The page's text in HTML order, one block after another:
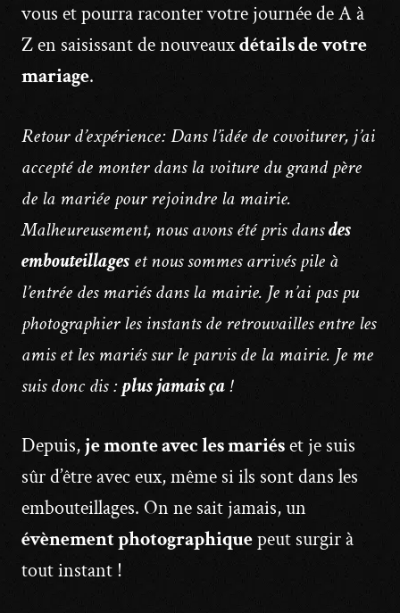
vous et pourra raconter votre journée de A à
Z en saisissant de nouveauxdétails de votre
mariage.
Retour d’expérience: Dans l’idée de covoiturer, j’ai
accepté de monter dans la voiture du grand père
de la mariée pour rejoindre la mairie.
Malheureusement, nous avons été pris dansdes
embouteillages et nous sommes arrivés pile à
l’entrée des mariés dans la mairie. Je n’ai pas pu
photographier les instants de retrouvailles entre les
amis et les mariés sur le parvis de la mairie. Je me
suis donc dis :plus jamais ça!
Depuis,je monte avec les mariéset je suis
sûr d’être avec eux, même si ils sont dans les
embouteillages. On ne sait jamais, un
évènement photographiquepeut surgir à
tout instant !